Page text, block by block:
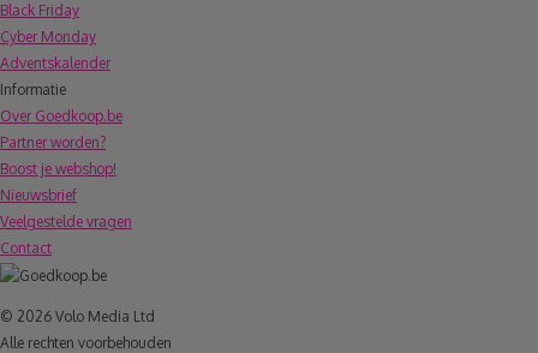
Black Friday
Cyber Monday
Adventskalender
Informatie
Over Goedkoop.be
Partner worden?
Boost je webshop!
Nieuwsbrief
Veelgestelde vragen
Contact
© 2026 Volo Media Ltd
Alle rechten voorbehouden